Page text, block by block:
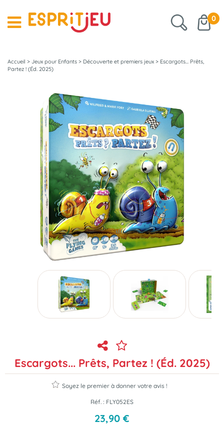
0
Accueil > Jeux pour Enfants > Découverte et premiers jeux > Escargots... Prêts,
Partez ! (Éd. 2025)
Escargots... Prêts, Partez ! (Éd. 2025)
Soyez le premier à donner votre avis !
Réf. : FLY052ES
23,90 €